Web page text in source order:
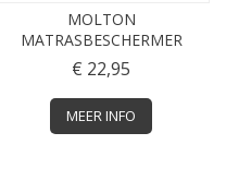
MOLTON
MATRASBESCHERMER
€ 22,95
MEER INFO